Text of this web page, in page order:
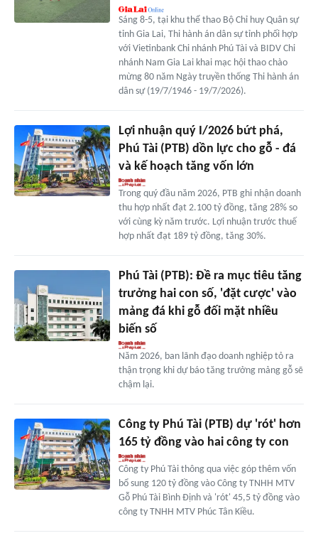
Sáng 8-5, tại khu thể thao Bộ Chỉ huy Quân sự
tỉnh Gia Lai, Thi hành án dân sự tỉnh phối hợp
với Vietinbank Chi nhánh Phú Tài và BIDV Chi
nhánh Nam Gia Lai khai mạc hội thao chào
mừng 80 năm Ngày truyền thống Thi hành án
dân sự (19/7/1946 - 19/7/2026).
Lợi nhuận quý I/2026 bứt phá,
Phú Tài (PTB) dồn lực cho gỗ - đá
và kế hoạch tăng vốn lớn
Trong quý đầu năm 2026, PTB ghi nhận doanh
thu hợp nhất đạt 2.100 tỷ đồng, tăng 28% so
với cùng kỳ năm trước. Lợi nhuận trước thuế
hợp nhất đạt 189 tỷ đồng, tăng 30%.
Phú Tài (PTB): Đề ra mục tiêu tăng
trưởng hai con số, 'đặt cược' vào
mảng đá khi gỗ đối mặt nhiều
biến số
Năm 2026, ban lãnh đạo doanh nghiệp tỏ ra
thận trọng khi dự báo tăng trưởng mảng gỗ sẽ
chậm lại.
Công ty Phú Tài (PTB) dự 'rót' hơn
165 tỷ đồng vào hai công ty con
Công ty Phú Tài thông qua việc góp thêm vốn
bổ sung 120 tỷ đồng vào Công ty TNHH MTV
Gỗ Phú Tài Bình Định và 'rót' 45,5 tỷ đồng vào
công ty TNHH MTV Phúc Tân Kiều.